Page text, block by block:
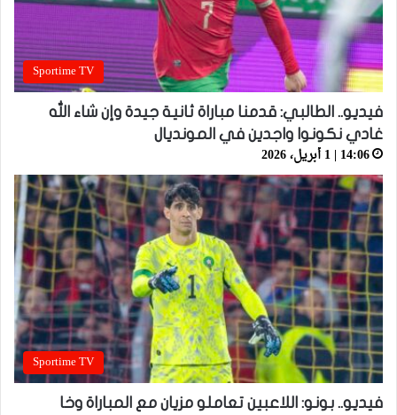
Sportime TV
فيديو.. الطالبي: قدمنا مباراة ثانية جيدة وإن شاء الله
غادي نكونوا واجدين في المونديال
14:06 | 1 أبريل، 2026
Sportime TV
فيديو.. بونو: اللاعبين تعاملو مزيان مع المباراة وخا